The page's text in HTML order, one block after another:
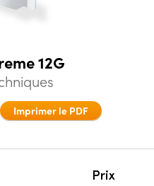
12G
Imprimer le PDF
Prix